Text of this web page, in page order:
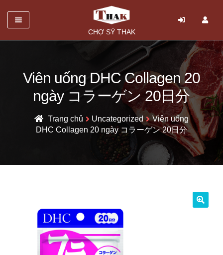
CHỢ SỶ THAK
Danh mục
GIỚI THIỆU
Mở
rộng
menu
con
SẢN PHẨM
HỎI ĐÁP
Viên uống DHC Collagen 20
ngày コラーゲン 20日分
Trang chủ Uncategorized
Viên uống
DHC Collagen 20 ngày コラーゲン 20日分